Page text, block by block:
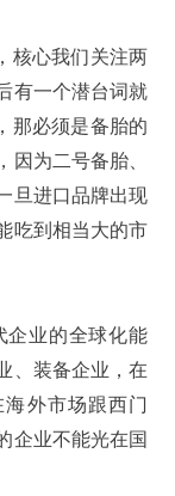
核心我们关注两
有一个潜台词就
那必须是备胎的
为二号备胎、
旦进口品牌出现
吃到相当大的市
企业的全球化能
、装备企业，在
外市场跟西门
企业不能光在国